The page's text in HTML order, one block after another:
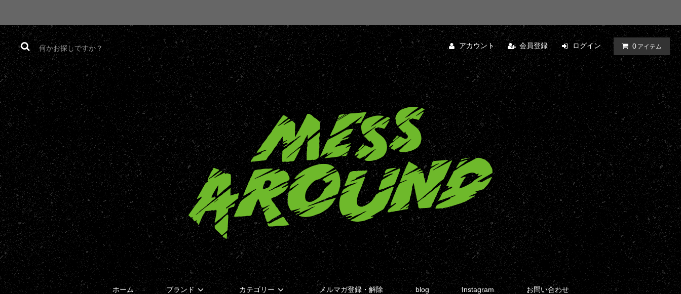
アカウント 会員登録 ログイン 0 アイテム
ホーム ブランド カテゴリー メルマガ登録・解除 blog Instagram お問い合わせ